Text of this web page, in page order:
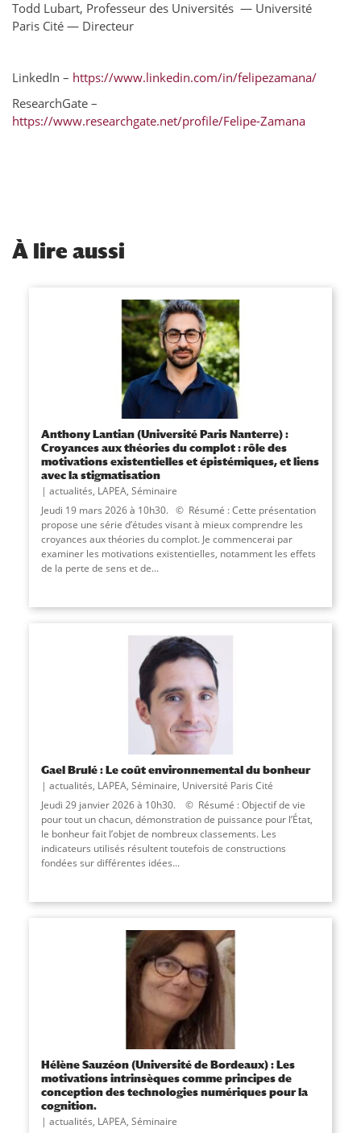
Todd Lubart, Professeur des Universités — Université
Paris Cité — Directeur
LinkedIn – https://www.linkedin.com/in/felipezamana/
ResearchGate –
https://www.researchgate.net/profile/Felipe-Zamana
À lire aussi
Anthony Lantian (Université Paris Nanterre) :
Croyances aux théories du complot : rôle des
motivations existentielles et épistémiques, et liens
avec la stigmatisation
actualités, LAPEA, Séminaire
Jeudi 19 mars 2026 à 10h30. © Résumé : Cette présentation
propose une série d’études visant à mieux comprendre les
croyances aux théories du complot. Je commencerai par
examiner les motivations existentielles, notamment les effets
de la perte de sens et de...
Gael Brulé : Le coût environnemental du bonheur
actualités, LAPEA, Séminaire, Université Paris Cité
Jeudi 29 janvier 2026 à 10h30. © Résumé : Objectif de vie
pour tout un chacun, démonstration de puissance pour l’État,
le bonheur fait l’objet de nombreux classements. Les
indicateurs utilisés résultent toutefois de constructions
fondées sur différentes idées...
Hélène Sauzéon (Université de Bordeaux) : Les
motivations intrinsèques comme principes de
conception des technologies numériques pour la
cognition.
actualités, LAPEA, Séminaire